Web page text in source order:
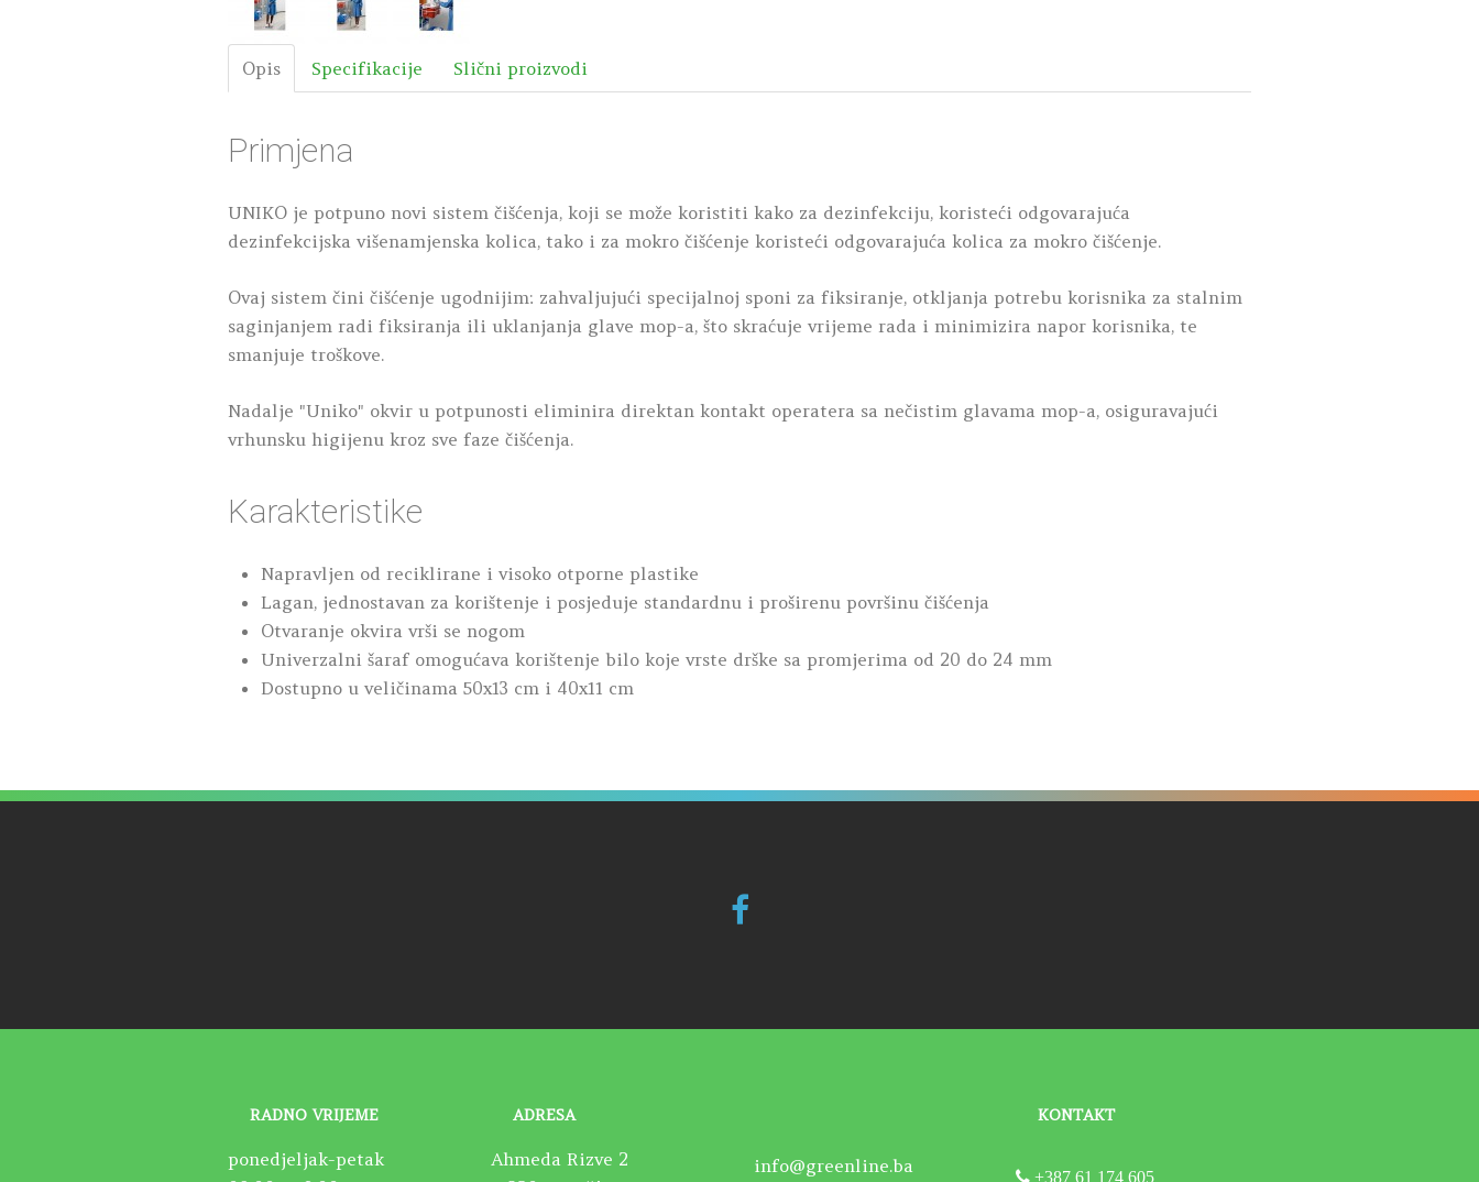
Opis Specifikacije Slični proizvodi
Primjena
UNIKO je potpuno novi sistem čišćenja, koji se može koristiti kako za dezinfekciju, koristeći odgovarajuća
dezinfekcijska višenamjenska kolica, tako i za mokro čišćenje koristeći odgovarajuća kolica za mokro čišćenje.
Ovaj sistem čini čišćenje ugodnijim: zahvaljujući specijalnoj sponi za fiksiranje, otkljanja potrebu korisnika za stalnim
saginjanjem radi fiksiranja ili uklanjanja glave mop-a, što skraćuje vrijeme rada i minimizira napor korisnika, te
smanjuje troškove.
Nadalje "Uniko" okvir u potpunosti eliminira direktan kontakt operatera sa nečistim glavama mop-a, osiguravajući
vrhunsku higijenu kroz sve faze čišćenja.
Karakteristike
Napravljen od reciklirane i visoko otporne plastike
Lagan, jednostavan za korištenje i posjeduje standardnu i proširenu površinu čišćenja
Otvaranje okvira vrši se nogom
Univerzalni šaraf omogućava korištenje bilo koje vrste drške sa promjerima od 20 do 24 mm
Dostupno u veličinama 50x13 cm i 40x11 cm
RADNO VRIJEME
ponedjeljak-petak
ADRESA
Ahmeda Rizve 2
info@greenline.ba
KONTAKT
+387 61 174 605